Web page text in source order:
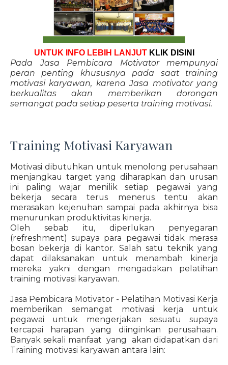
UNTUK INFO LEBIH LANJUT KLIK DISINI
Pada Jasa Pembicara Motivator mempunyai
peran penting khususnya pada saat training
motivasi karyawan, karena Jasa motivator yang
berkualitas akan memberikan dorongan
semangat pada setiap peserta training motivasi.
Training Motivasi Karyawan
Motivasi dibutuhkan untuk menolong perusahaan
menjangkau target yang diharapkan dan urusan
ini paling wajar menilik setiap pegawai yang
bekerja secara terus menerus tentu akan
merasakan kejenuhan sampai pada akhirnya bisa
menurunkan produktivitas kinerja.
Oleh sebab itu, diperlukan penyegaran
(refreshment) supaya para pegawai tidak merasa
bosan bekerja di kantor. Salah satu teknik yang
dapat dilaksanakan untuk menambah kinerja
mereka yakni dengan mengadakan pelatihan
training motivasi karyawan.
Jasa Pembicara Motivator - Pelatihan Motivasi Kerja
memberikan semangat motivasi kerja untuk
pegawai untuk mengerjakan sesuatu supaya
tercapai harapan yang diinginkan perusahaan.
Banyak sekali manfaat yang akan didapatkan dari
Training motivasi karyawan antara lain: